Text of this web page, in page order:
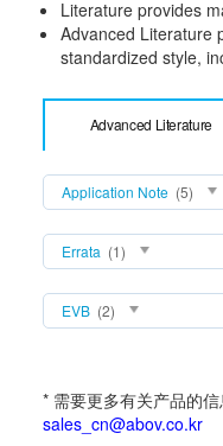
Literature provides
Advanced Literature
standardized style,
Advanced Literature
Application Note (5)
Errata (1)
EVB (2)
* 需要更多有关产品的信
sales_cn@abov.co.kr